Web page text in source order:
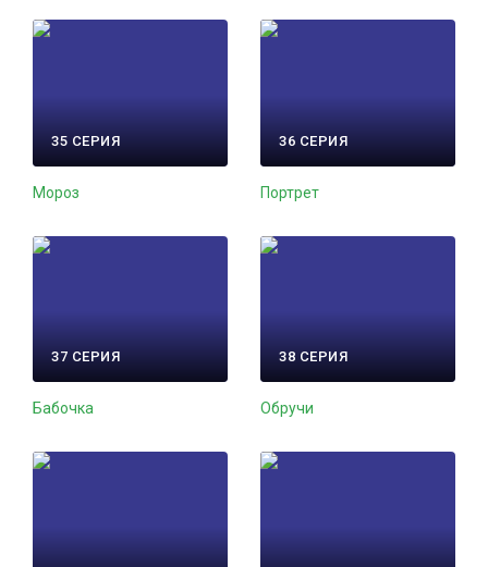
35 СЕРИЯ
Мороз
36 СЕРИЯ
Портрет
37 СЕРИЯ
Бабочка
38 СЕРИЯ
Обручи